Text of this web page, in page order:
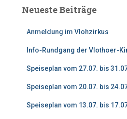
n
Neueste Beiträge
Anmeldung im Vlohzirkus
Info-Rundgang der Vlothoer-
Speiseplan vom 27.07. bis
Speiseplan vom 20.07. bis
Speiseplan vom 13.07. bis